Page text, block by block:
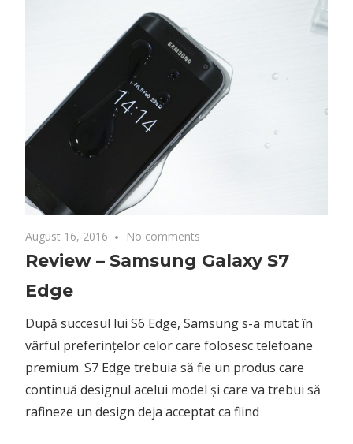
August 16, 2016 No comments
Review – Samsung Galaxy S7
Edge
După succesul lui S6 Edge, Samsung s-a mutat în
vârful preferințelor celor care folosesc telefoane
premium. S7 Edge trebuia să fie un produs care
continuă designul acelui model și care va trebui să
rafineze un design deja acceptat ca fiind